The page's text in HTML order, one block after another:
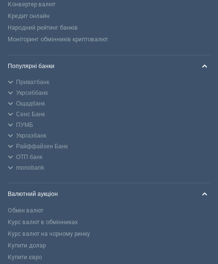
Конвертер валют
Кредит онлайн
Народний рейтинг банків
Моніторинг обмінників криптовалют
Популярні банки
Приватбанк
Укрсиббанк
Ощадбанк
Сенс Банк
ПУМБ
Укргазбанк
Райффайзен Банк
ОТП банк
monobank
Валютний аукціон
Обмін валют
Курс валют в обмінниках
Курс валют на чорному ринку
Купити долар
Купити євро